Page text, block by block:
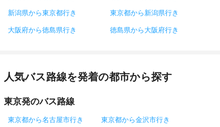
新潟県から東京都行き 東京都から新潟県行き
大阪府から徳島県行き 徳島県から大阪府行き
人気バス路線を発着の都市から探す
東京発のバス路線
東京都から名古屋市行き
東京都から金沢市行き